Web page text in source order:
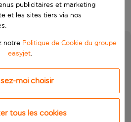
publicitaires et marketing
et les sites tiers via nos
notre Politique de Cookie du groupe
easyjet.
moi choisir
tous les cookies